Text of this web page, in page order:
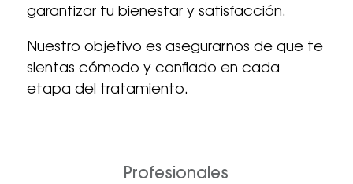
garantizar tu bienestar y satisfacción.
Nuestro objetivo es asegurarnos de que te
sientas cómodo y confiado en cada
etapa del tratamiento.
Profesionales